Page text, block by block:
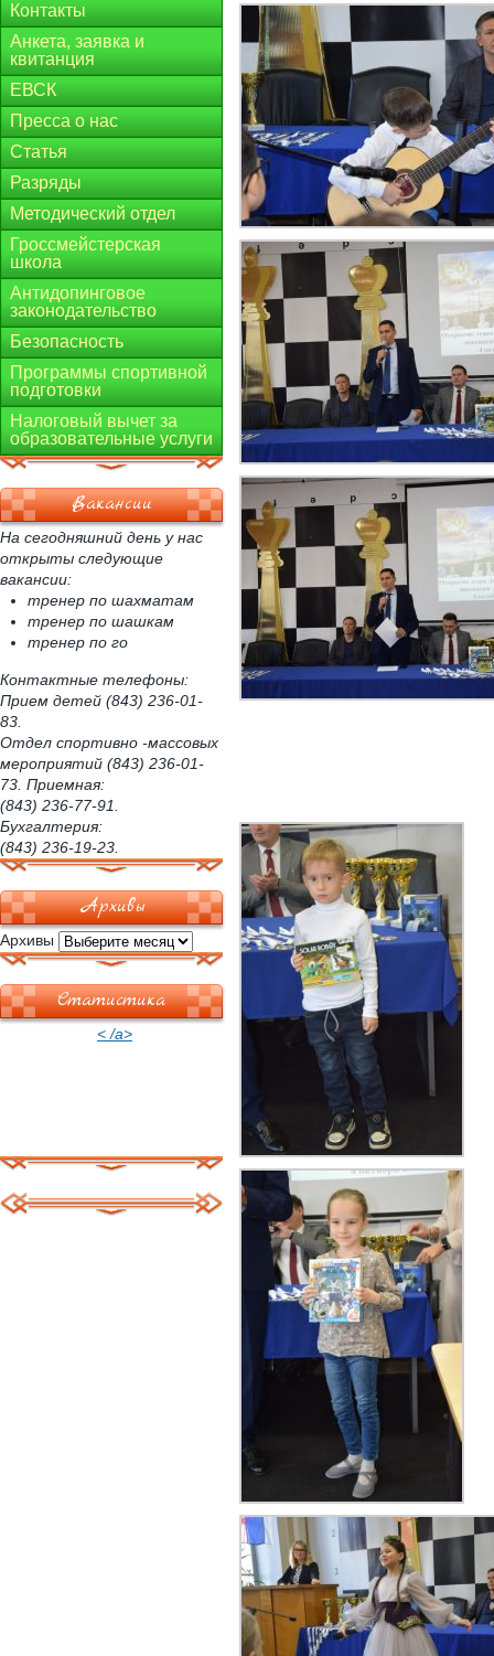
Контакты
Анкета, заявка и
квитанция
ЕВСК
Пресса о нас
Статья
Разряды
Методический отдел
Гроссмейстерская
школа
Антидопинговое
законодательство
Безопасность
Программы спортивной
подготовки
Налоговый вычет за
образовательные услуги
Вакансии
На сегодняшний день у нас
открыты следующие
вакансии:
тренер по шахматам
тренер по шашкам
тренер по го
Контактные телефоны:
Прием детей (843) 236-01-
83.
Отдел спортивно -массовых
мероприятий (843) 236-01-
73. Приемная:
(843) 236-77-91.
Бухгалтерия:
(843) 236-19-23.
Архивы
Архивы
Статистика
< /a>